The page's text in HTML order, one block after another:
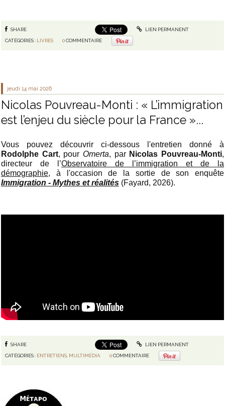
SHARE
LIEN PERMANENT
CATÉGORIES : LIVRES 0 COMMENTAIRE
jeudi 14 mai 2026
Nicolas Pouvreau-Monti : « L’immigration
est l’enjeu du siècle pour la France »...
Vous pouvez découvrir ci-dessous l'entretien donné à
Rodolphe Cart, pourOmerta, parNicolas Pouvreau-Monti,
directeur de l’Observatoire de l’immigration et de la
démographie, à l'occasion de la sortie de son enquête
Immigration - Mythes et réalités (Fayard, 2026).
SHARE
LIEN PERMANENT
CATÉGORIES : ENTRETIENS MULTIMÉDIA 0 COMMENTAIRE